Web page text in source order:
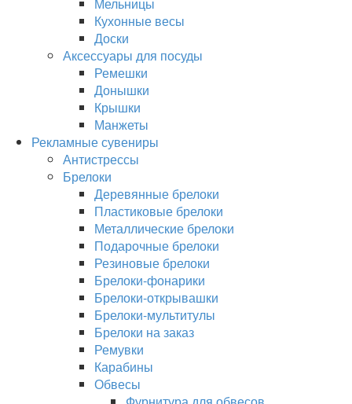
Кухонные весы
Доски
Аксессуары для посуды
Ремешки
Донышки
Крышки
Манжеты
Рекламные сувениры
Антистрессы
Брелоки
Деревянные брелоки
Пластиковые брелоки
Металлические брелоки
Подарочные брелоки
Резиновые брелоки
Брелоки-фонарики
Брелоки-открывашки
Брелоки-мультитулы
Брелоки на заказ
Ремувки
Карабины
Обвесы